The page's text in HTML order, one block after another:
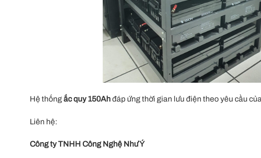
Hệ thốngắc quy 150Ahđáp ứng thời gian lưu điện theo yêu cầu
Liên hệ:
Công ty TNHH Công Nghệ Như Ý